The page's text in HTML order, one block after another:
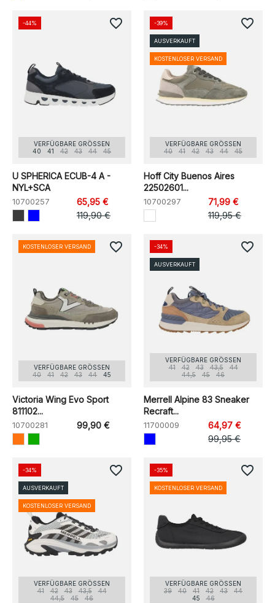
VERFÜGBARE GRÖSSEN
40
41 42 43 44 45
U SPHERICA ECUB-4 A -
NYL+SCA
10700257
65,95 €
119,90 €
-44% favorite_border
VERFÜGBARE GRÖSSEN
40
41 42 43 44 45
Hoff City Buenos Aires
22502601...
10700297
71,99 €
119,95 €
-39%
AUSVERKAUFT
KOSTENLOSER VERSAND
favorite_border
VERFÜGBARE GRÖSSEN
40
41 42 43 44 45
Victoria Wing Evo Sport
811102...
10700281 99,90 €
KOSTENLOSER VERSAND favorite_border
VERFÜGBARE GRÖSSEN
41
42 43 43,5
44
44,5
45 46
Merrell Alpine 83 Sneaker
Recraft...
11700009
64,97 €
99,95 €
-34%
AUSVERKAUFT
favorite_border
VERFÜGBARE GRÖSSEN
41
42 43 43,5
44
44,5
45 46
-34%
AUSVERKAUFT
KOSTENLOSER VERSAND
favorite_border
VERFÜGBARE GRÖSSEN
39
40 41 42 43
44
45
46
-35%
KOSTENLOSER VERSAND
favorite_border